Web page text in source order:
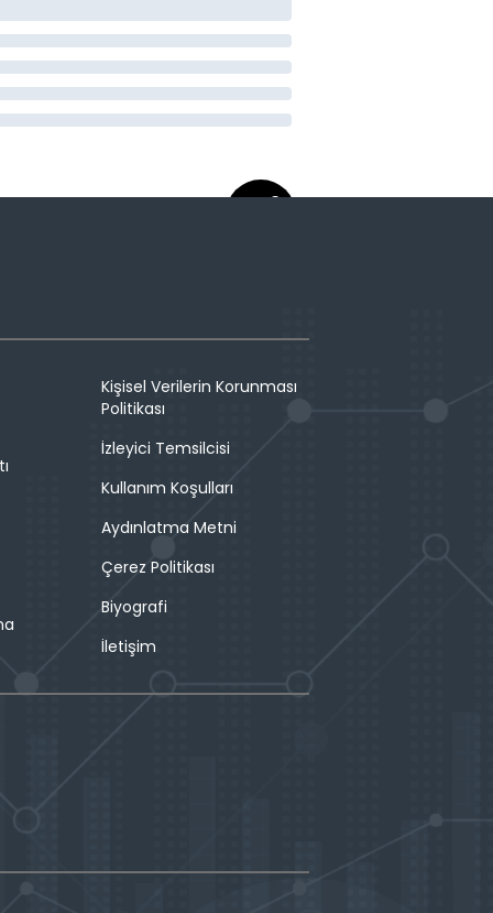
Kişisel Verilerin Korunması
Politikası
İzleyici Temsilcisi
Kullanım Koşulları
Aydınlatma Metni
Çerez Politikası
Biyografi
İletişim